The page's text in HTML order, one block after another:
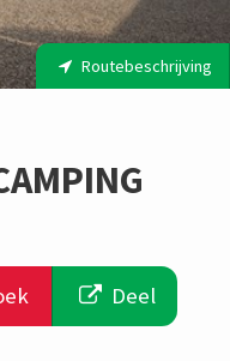
Routebeschrijving
Deel